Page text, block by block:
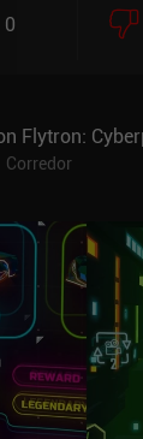
0
Flytron:
Corredor